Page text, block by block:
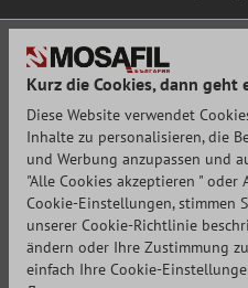
Kurz die Cookies, dann geht
Diese Website verwendet
Inhalte zu personalisieren, die
und Werbung anzupassen und
"Alle Cookies akzeptieren "
Cookie-Einstellungen, stimmen
unserer Cookie-Richtlinie
ändern oder Ihre Zustimmung
einfach Ihre Cookie-